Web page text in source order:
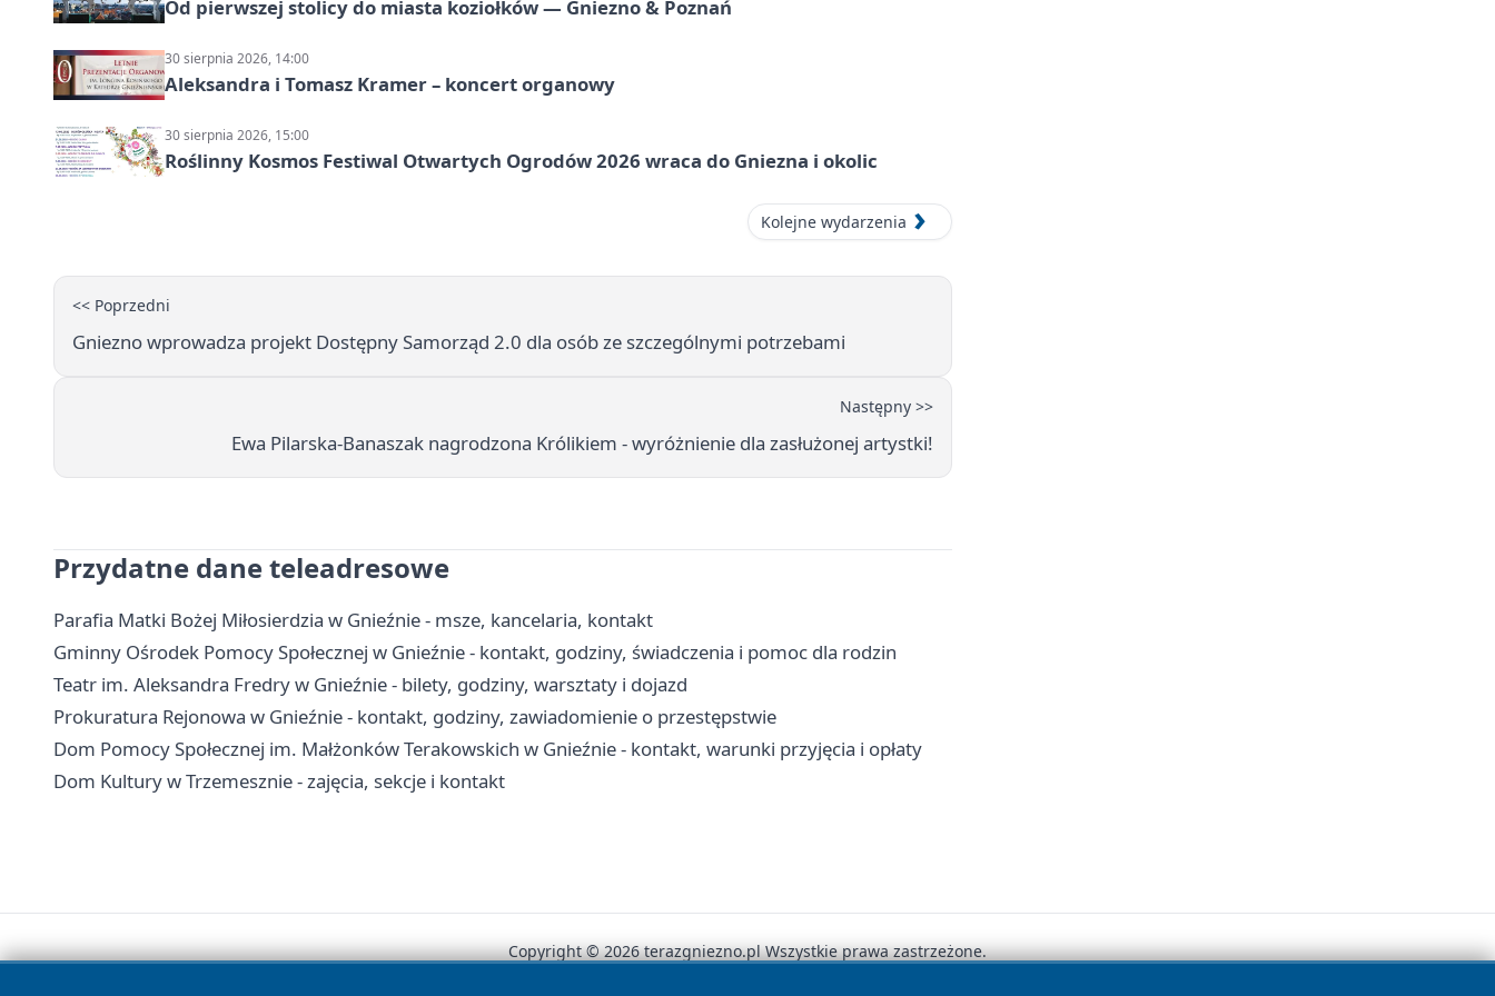
Od pierwszej stolicy do miasta koziołków — Gniezno & Poznań
30 sierpnia 2026, 14:00
Aleksandra i Tomasz Kramer – koncert organowy
30 sierpnia 2026, 15:00
Roślinny Kosmos Festiwal Otwartych Ogrodów 2026 wraca do Gniezna i okolic
Kolejne wydarzenia
<< Poprzedni
Gniezno wprowadza projekt Dostępny Samorząd 2.0 dla osób ze szczególnymi potrzebami
Następny >>
Ewa Pilarska-Banaszak nagrodzona Królikiem - wyróżnienie dla zasłużonej artystki!
Przydatne dane teleadresowe
Parafia Matki Bożej Miłosierdzia w Gnieźnie - msze, kancelaria, kontakt
Gminny Ośrodek Pomocy Społecznej w Gnieźnie - kontakt, godziny, świadczenia i pomoc dla rodzin
Teatr im. Aleksandra Fredry w Gnieźnie - bilety, godziny, warsztaty i dojazd
Prokuratura Rejonowa w Gnieźnie - kontakt, godziny, zawiadomienie o przestępstwie
Dom Pomocy Społecznej im. Małżonków Terakowskich w Gnieźnie - kontakt, warunki przyjęcia i opłaty
Dom Kultury w Trzemesznie - zajęcia, sekcje i kontakt
Copyright © 2026 terazgniezno.pl Wszystkie prawa zastrzeżone.